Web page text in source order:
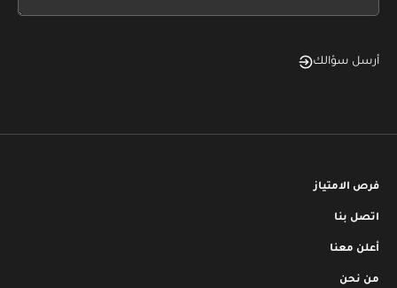
أرسل سؤالك
فرص الامتياز
اتصل بنا
أعلن معنا
من نحن